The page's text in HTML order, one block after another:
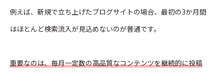
例えば、新規で立ち上げたブログサイトの場合、最初の3か月間
はほとんど検索流入が見込めないのが普通です。
重要なのは、毎月一定数の高品質なコンテンツを継続的に投稿